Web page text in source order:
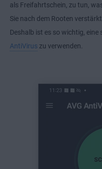
als Freifahrtschein, zu tun,
Sie nach dem Rooten
Deshalb ist es so wichtig,
AntiVirus zu verwenden.